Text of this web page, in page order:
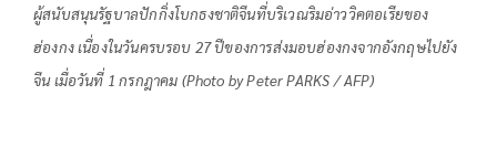
ผู้สนับสนุนรัฐบาลปักกิ่งโบกธงชาติจีนที่บริเวณริมอ่าววิคตอเรียของ
ฮ่องกง เนื่องในวันครบรอบ 27 ปีของการส่งมอบฮ่องกงจากอังกฤษไปยัง
จีน เมื่อวันที่ 1 กรกฎาคม (Photo by Peter PARKS / AFP)